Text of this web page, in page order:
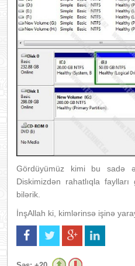
Gördüyümüz kimi bu sadə
Diskimizdən rahatlıqla
bilərik.
İnşAllah ki, kimlərinsə işinə